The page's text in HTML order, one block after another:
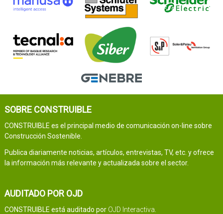
SOBRE CONSTRUIBLE
CONSTRUIBLE es el principal medio de comunicación on-line sobre
Construcción Sostenible.
Publica diariamente noticias, artículos, entrevistas, TV, etc. y ofrece
la información más relevante y actualizada sobre el sector.
AUDITADO POR OJD
CONSTRUIBLE está auditado por OJD Interactiva